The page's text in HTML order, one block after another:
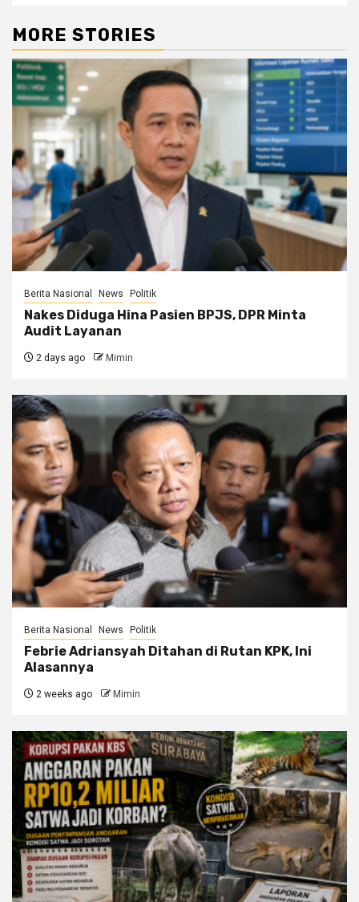
MORE STORIES
Berita Nasional News Politik
Nakes Diduga Hina Pasien BPJS, DPR Minta
Audit Layanan
2 days ago Mimin
Berita Nasional News Politik
Febrie Adriansyah Ditahan di Rutan KPK, Ini
Alasannya
2 weeks ago Mimin